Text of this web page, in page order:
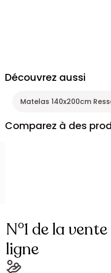
Découvrez aussi
Matelas 140x200cm
Comparez à des
N°1 de la
ligne